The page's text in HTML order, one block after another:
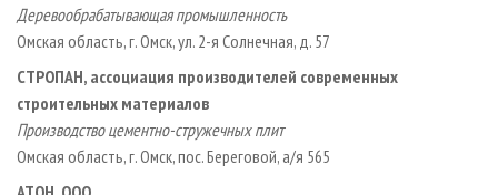
Деревообрабатывающая промышленность
Омская область, г. Омск, ул. 2-я Солнечная, д. 57
СТРОПАН, ассоциация производителей современных
строительных материалов
Производство цементно-стружечных плит
Омская область, г. Омск, пос. Береговой, а/я 565